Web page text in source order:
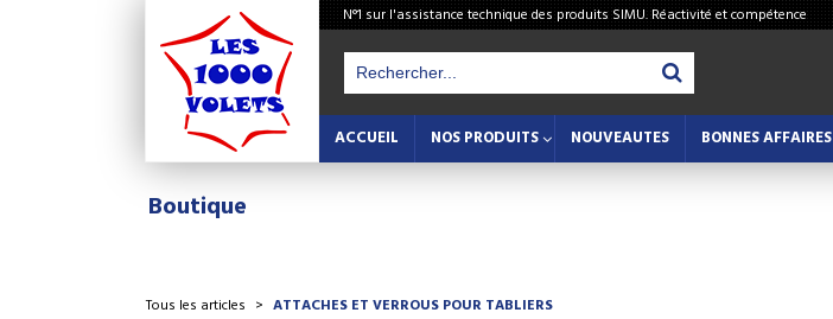
N°1 sur l'assistance technique des produits SIMU. Réactivité et compétence
ACCUEIL
NOS PRODUITS NOUVEAUTES BONNES AFFAIRES
Boutique
Tous les articles > ATTACHES ET VERROUS POUR TABLIERS